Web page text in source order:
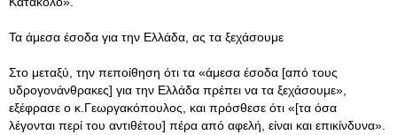
Τα άμεσα έσοδα για την Ελλάδα, ας τα ξεχάσουμε
Στο μεταξύ, την πεποίθηση ότι τα «άμεσα έσοδα [από τους
υδρογονάνθρακες] για την Ελλάδα πρέπει να τα ξεχάσουμε»,
εξέφρασε ο κ.Γεωργακόπουλος, και πρόσθεσε ότι «[τα όσα
λέγονται περί του αντιθέτου] πέρα από αφελή, είναι και επικίνδυνα».